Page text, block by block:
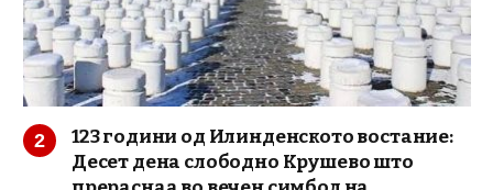
123 години од Илинденското востание:
Десет дена слободно Крушево што